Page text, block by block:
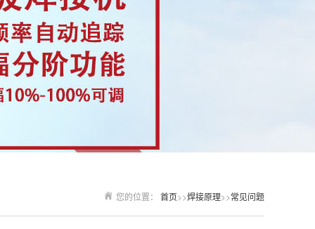
您的位置： 首页>>焊接原理>>常见问题